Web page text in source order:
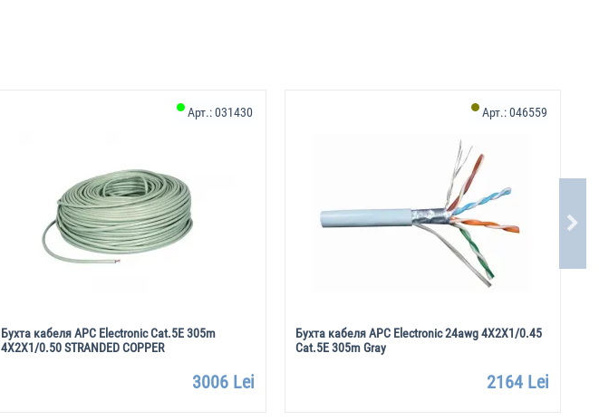
Бухта кабеля APC Electronic Cat.5E 305m
4X2X1/0.50 STRANDED COPPER
Арт.:031430
3006 Lei
Бухта кабеля APC Electronic 24awg 4X2X1/0.45
Cat.5E 305m Gray
Арт.:046559
2164 Lei